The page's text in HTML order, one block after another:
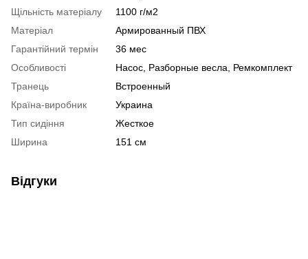
Щільність матеріалу
1100 г/м2
Матеріал
Армированный ПВХ
Гарантійний термін
36 мес
Особливості
Насос, Разборные весла, Ремкомплект
Транець
Встроенный
Країна-виробник
Украина
Тип сидіння
Жесткое
Ширина
151 см
Відгуки